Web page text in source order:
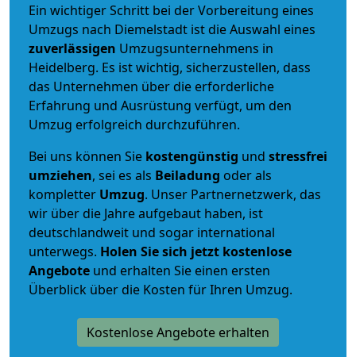
Ein wichtiger Schritt bei der Vorbereitung eines
Umzugs nach Diemelstadt ist die Auswahl eines
zuverlässigen Umzugsunternehmens in
Heidelberg. Es ist wichtig, sicherzustellen, dass
das Unternehmen über die erforderliche
Erfahrung und Ausrüstung verfügt, um den
Umzug erfolgreich durchzuführen.
Bei uns können Sie kostengünstig und stressfrei
umziehen, sei es als Beiladung oder als
kompletter Umzug. Unser Partnernetzwerk, das
wir über die Jahre aufgebaut haben, ist
deutschlandweit und sogar international
unterwegs. Holen Sie sich jetzt kostenlose
Angebote und erhalten Sie einen ersten
Überblick über die Kosten für Ihren Umzug.
Kostenlose Angebote erhalten